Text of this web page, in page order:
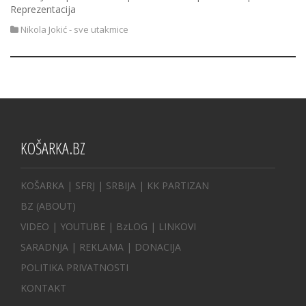
Reprezentacija
Nikola Jokić - sve utakmice
KOŠARKA.BZ
KOŠARKA | SFRJ | SRBIJA | KK PARTIZAN
BZ (ABOUT)
VIDEO | YOUTUBE | BzLOG | LINKOVI
SARADNJA | REKLAMA | DONACIJA
POLITIKA PRIVATNOSTI
KONTAKT